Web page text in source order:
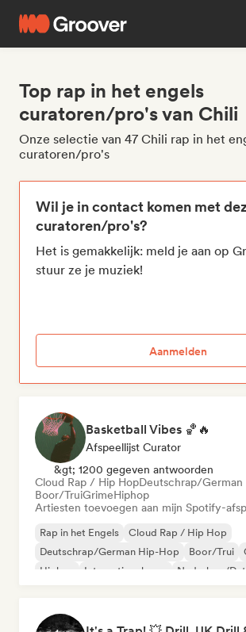
Top rap in het engels
curatoren/pro's van Chili
Onze selectie van 47 Chili rap in het
curatoren/pro's
Wil je in contact komen met
curatoren/pro's?
Het is gemakkelijk: meld je aan op
stuur ze je muziek!
Aanmelden
Basketball Vibes 🏀🔥
Afspeellijst Curator
&gt; 1200 gegeven antwoorden
Cloud Rap / Hip HopDeutschrap/German
Boor/TruiGrimeHiphop
Artiesten toevoegen aan mijn Spotify-
Rap in het Engels
Cloud Rap / Hip Hop
Deutschrap/German Hip-Hop
Boor/Trui
Hiphop
Internationale rap Nederhop/